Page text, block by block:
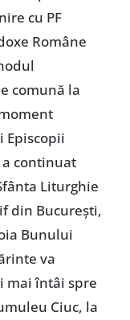
cu PF
Române
comună la
Episcopii
a continuat
Liturghie
din București,
Bunului
va
mai întâi spre
Ciuc, la